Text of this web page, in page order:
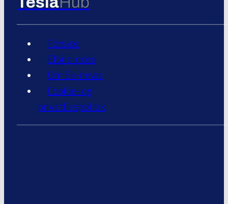
Forside
Elbils index
Om Ev-news
Cookie- og
privatlivspolitik